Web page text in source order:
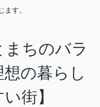
ます。
まちのバラ
の暮らし
街】